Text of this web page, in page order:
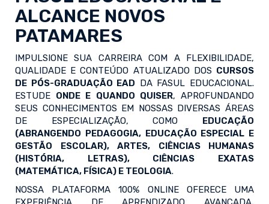
ALCANCE NOVOS
PATAMARES
IMPULSIONE SUA CARREIRA COM A FLEXIBILIDADE,
QUALIDADE E CONTEÚDO ATUALIZADO DOS CURSOS
DE PÓS-GRADUAÇÃO EAD DA FASUL EDUCACIONAL.
ESTUDE ONDE E QUANDO QUISER, APROFUNDANDO
SEUS CONHECIMENTOS EM NOSSAS DIVERSAS ÁREAS
DE ESPECIALIZAÇÃO, COMO EDUCAÇÃO
(ABRANGENDO PEDAGOGIA, EDUCAÇÃO ESPECIAL E
GESTÃO ESCOLAR), ARTES, CIÊNCIAS HUMANAS
(HISTÓRIA, LETRAS), CIÊNCIAS EXATAS
(MATEMÁTICA, FÍSICA) E TEOLOGIA.
NOSSA PLATAFORMA 100% ONLINE OFERECE UMA